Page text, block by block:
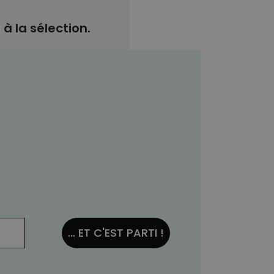
la sélection.
... ET C'EST PARTI !